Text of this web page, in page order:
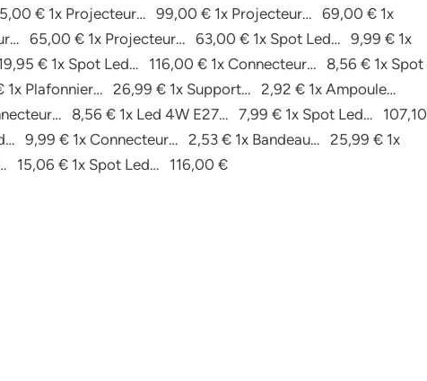
€ 1x Projecteur… 99,00 € 1x Projecteur… 69,00 € 1x
65,00 € 1x Projecteur… 63,00 € 1x Spot Led… 9,99 € 1x
€ 1x Spot Led… 116,00 € 1x Connecteur… 8,56 € 1x Spot
Plafonnier… 26,99 € 1x Support… 2,92 € 1x Ampoule…
8,56 € 1x Led 4W E27… 7,99 € 1x Spot Led… 107,10
9,99 € 1x Connecteur… 2,53 € 1x Bandeau… 25,99 € 1x
15,06 € 1x Spot Led… 116,00 €